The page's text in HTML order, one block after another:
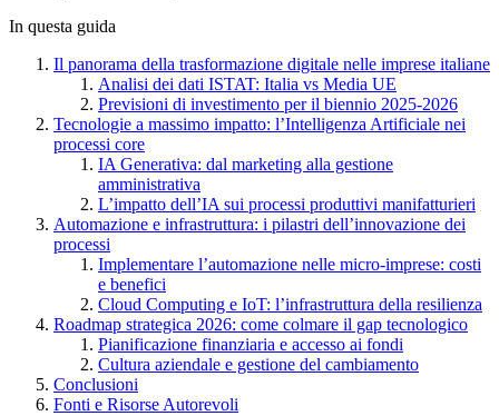
In questa guida
Il panorama della trasformazione digitale nelle imprese italiane
Analisi dei dati ISTAT: Italia vs Media UE
Previsioni di investimento per il biennio 2025-2026
Tecnologie a massimo impatto: l’Intelligenza Artificiale nei
processi core
IA Generativa: dal marketing alla gestione
amministrativa
L’impatto dell’IA sui processi produttivi manifatturieri
Automazione e infrastruttura: i pilastri dell’innovazione dei
processi
Implementare l’automazione nelle micro-imprese: costi
e benefici
Cloud Computing e IoT: l’infrastruttura della resilienza
Roadmap strategica 2026: come colmare il gap tecnologico
Pianificazione finanziaria e accesso ai fondi
Cultura aziendale e gestione del cambiamento
Conclusioni
Fonti e Risorse Autorevoli